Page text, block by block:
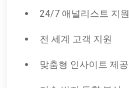
24/7 애널리스트 지원
전 세계 고객 지원
맞춤형 인사이트 제공